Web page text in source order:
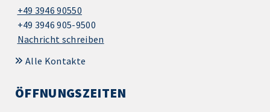
+49 3946 90550
+49 3946 905-9500
Nachricht schreiben
Alle Kontakte
ÖFFNUNGSZEITEN